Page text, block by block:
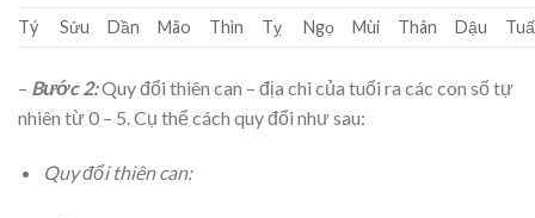
Tý
Sửu Dần Mão Thìn Tỵ Ngọ Mùi Thân Dậu
– Bước 2:Quy đổi thiên can – địa chi của tuổi ra các con số tự
nhiên từ 0 – 5. Cụ thể cách quy đổi như sau:
Quy đổi thiên can: